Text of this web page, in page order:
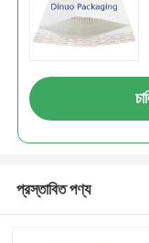
প্রস্তাবিত পণ্য